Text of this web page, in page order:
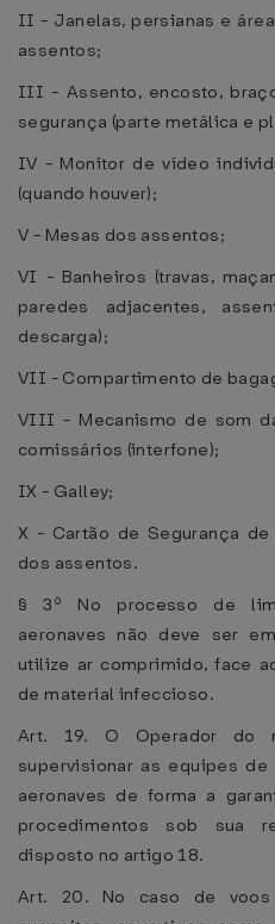
II - Janelas, persianas e
assentos;
III - Assento, encosto,
segurança (parte metálica e
IV - Monitor de vídeo
(quando houver);
V - Mesas dos assentos;
VI - Banheiros (travas,
paredes adjacentes,
descarga);
VII - Compartimento de
VIII - Mecanismo de som
comissários (interfone);
IX - Galley;
X - Cartão de Segurança
dos assentos.
§ 3º No processo de
aeronaves não deve ser
utilize ar comprimido, face
de material infeccioso.
Art. 19. O Operador do
supervisionar as equipes
aeronaves de forma a
procedimentos sob sua
disposto no artigo 18.
Art. 20. No caso de